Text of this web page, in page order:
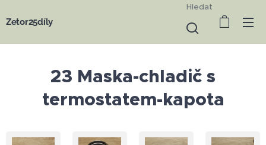
Zetor25díly
Hledat
23 Maska-chladič s
termostatem-kapota